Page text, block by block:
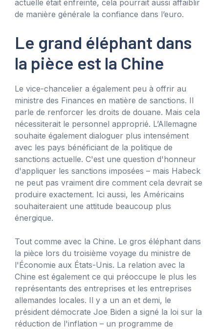
actuelle était enfreinte, cela pourrait aussi affaiblir
de manière générale la confiance dans l’euro.
Le grand éléphant dans
la pièce est la Chine
Le vice-chancelier a également peu à offrir au
ministre des Finances en matière de sanctions. Il
parle de renforcer les droits de douane. Mais cela
nécessiterait le personnel approprié. L’Allemagne
souhaite également dialoguer plus intensément
avec les pays bénéficiant de la politique de
sanctions actuelle. C'est une question d'honneur
d'appliquer les sanctions imposées – mais Habeck
ne peut pas vraiment dire comment cela devrait se
produire exactement. Ici aussi, les Américains
souhaiteraient une attitude beaucoup plus
énergique.
Tout comme avec la Chine. Le gros éléphant dans
la pièce lors du troisième voyage du ministre de
l'Économie aux États-Unis. La relation avec la
Chine est également ce qui préoccupe le plus les
représentants des entreprises et les entreprises
allemandes locales. Il y a un an et demi, le
président démocrate Joe Biden a signé la loi sur la
réduction de l'inflation – un programme de